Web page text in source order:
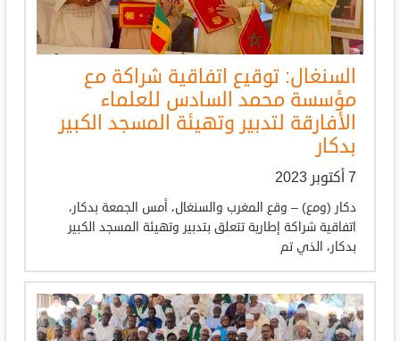
السنغال: توقيع اتفاقية شراكة مع
مؤسسة محمد السادس للعلماء
الأفارقة لتدبير وتهيئة المسجد الكبير
بدكار
7 أكتوبر 2023
دكار (ومع) – وقع المغرب والسنغال، أمس الجمعة بدكار،
اتفاقية شراكة إطارية تتعلق بتدبير وتهيئة المسجد الكبير
بدكار، الذي تم